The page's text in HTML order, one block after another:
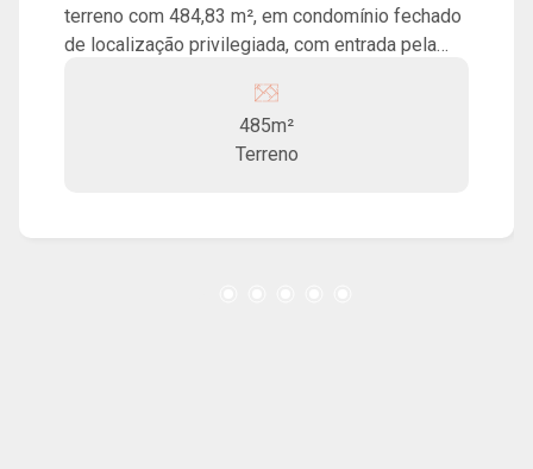
terreno com 484,83 m², em condomínio fechado
de localização privilegiada, com entrada pela
importantes áreas de mobilidade e comércio. O
empreendimento conta com um extenso bosque
central, marcado pela presença exuberante de
485m²
Terreno